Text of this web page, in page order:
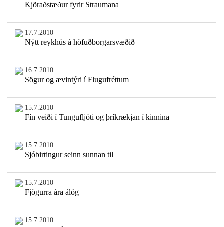
Kjöraðstæður fyrir Straumana
17.7.2010
Nýtt reykhús á höfuðborgarsvæðið
16.7.2010
Sögur og ævintýri í Flugufréttum
15.7.2010
Fín veiði í Tungufljóti og þríkrækjan í kinnina
15.7.2010
Sjóbirtingur seinn sunnan til
15.7.2010
Fjögurra ára álög
15.7.2010